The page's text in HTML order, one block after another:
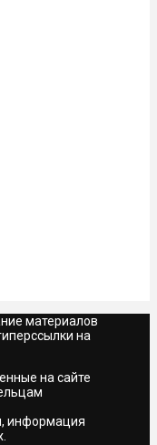
материалов
на
на сайте
информация